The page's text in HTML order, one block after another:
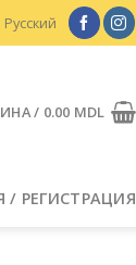
Русский
/ 0.00 MDL
РЕГИСТРАЦИЯ